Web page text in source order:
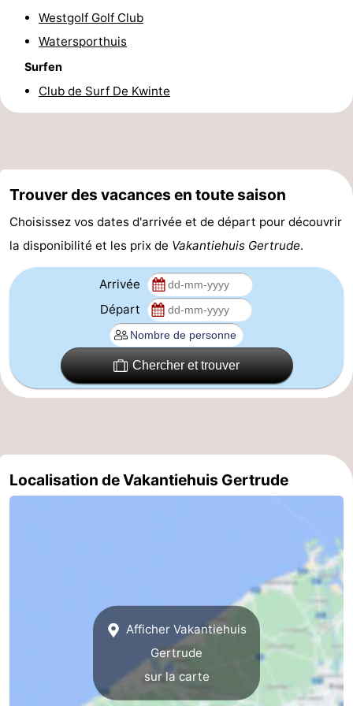
manger
Pratiques
Forum
Route
Stationnement
-
Tram
littoral
Adresses
Médicales
Région
Flandre-
Gand
-
Nature
-
Westgolf Golf Club
Watersporthuis
Surfen
Club de Surf De Kwinte
Trouver des vacances en toute saison
Choisissez vos dates d'arrivée et de départ pour découvrir
la disponibilité et les prix de Vakantiehuis Gertrude.
Arrivée
Départ
Chercher et trouver
Localisation de Vakantiehuis Gertrude
Afficher Vakantiehuis
Gertrude
sur la carte